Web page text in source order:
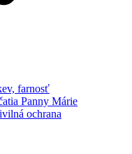
farnosť
Panny Márie
ochrana